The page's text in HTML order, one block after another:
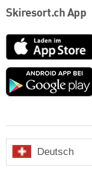
Skiresort.ch App
App
Store
Deutsch